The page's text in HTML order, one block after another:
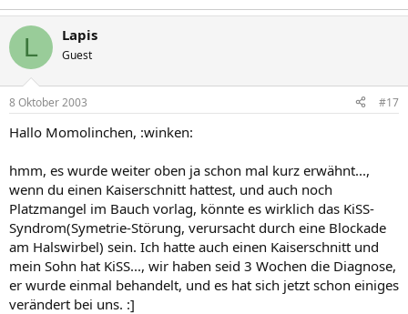
L Lapis
Guest
8 Oktober 2003 #17
Hallo Momolinchen, :winken:
hmm, es wurde weiter oben ja schon mal kurz erwähnt...,
wenn du einen Kaiserschnitt hattest, und auch noch
Platzmangel im Bauch vorlag, könnte es wirklich das KiSS-
Syndrom(Symetrie-Störung, verursacht durch eine Blockade
am Halswirbel) sein. Ich hatte auch einen Kaiserschnitt und
mein Sohn hat KiSS..., wir haben seid 3 Wochen die Diagnose,
er wurde einmal behandelt, und es hat sich jetzt schon einiges
verändert bei uns. :]